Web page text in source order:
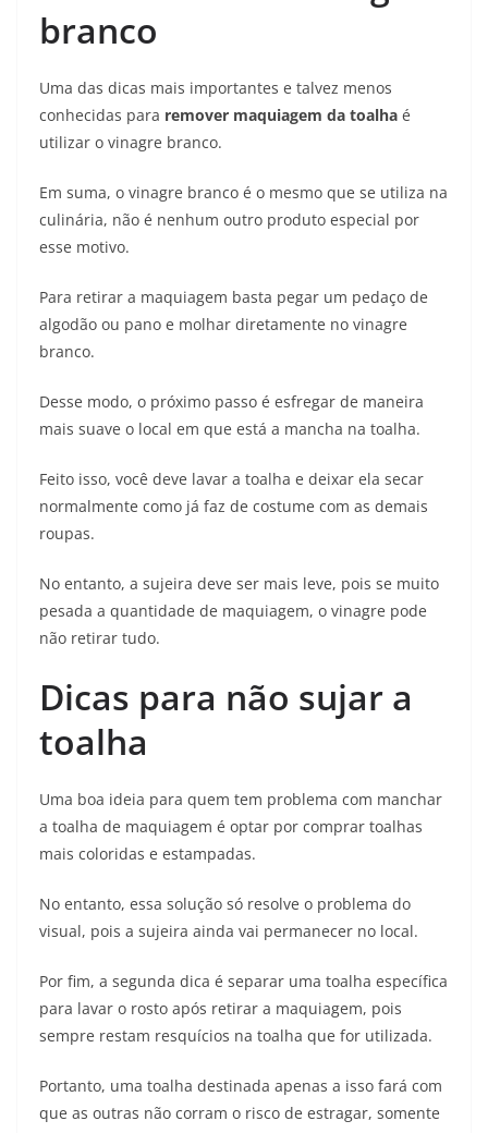
branco
Uma das dicas mais importantes e talvez menos
conhecidas para remover maquiagem da toalha é
utilizar o vinagre branco.
Em suma, o vinagre branco é o mesmo que se utiliza na
culinária, não é nenhum outro produto especial por
esse motivo.
Para retirar a maquiagem basta pegar um pedaço de
algodão ou pano e molhar diretamente no vinagre
branco.
Desse modo, o próximo passo é esfregar de maneira
mais suave o local em que está a mancha na toalha.
Feito isso, você deve lavar a toalha e deixar ela secar
normalmente como já faz de costume com as demais
roupas.
No entanto, a sujeira deve ser mais leve, pois se muito
pesada a quantidade de maquiagem, o vinagre pode
não retirar tudo.
Dicas para não sujar a
toalha
Uma boa ideia para quem tem problema com manchar
a toalha de maquiagem é optar por comprar toalhas
mais coloridas e estampadas.
No entanto, essa solução só resolve o problema do
visual, pois a sujeira ainda vai permanecer no local.
Por fim, a segunda dica é separar uma toalha específica
para lavar o rosto após retirar a maquiagem, pois
sempre restam resquícios na toalha que for utilizada.
Portanto, uma toalha destinada apenas a isso fará com
que as outras não corram o risco de estragar, somente